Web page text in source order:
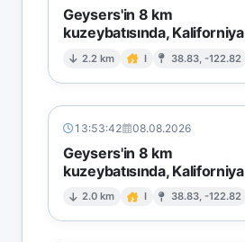
Geysers'in 8 km
kuzeybatısında, Kaliforniya
2.2 km I 38.83, -122.82
13:53:42 08.08.2026
Geysers'in 8 km
kuzeybatısında, Kaliforniya
2.0 km I 38.83, -122.82